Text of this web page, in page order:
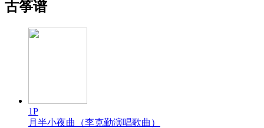
古筝谱
1P
月半小夜曲（李克勤演唱歌曲）